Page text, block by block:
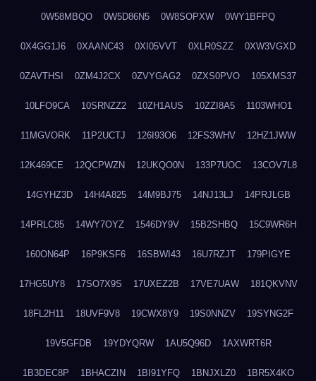
0W58MBQO 0W5D86N5 0W8SOPXW 0WY1BFPQ
0X4GG1J6 0XAANC43 0XI05VVT 0XLR0SZZ 0XW3VGXD
0ZAVTHSI 0ZM4J2CX 0ZVYGAG2 0ZXS0PVO 105XMS37
10LFO9CA 10SRNZZ2 10ZH1AUS 10ZZI8A5 1103WHO1
11MGVORK 11P2UCTJ 126I93O6 12FS3WHV 12HZ1JWW
12K469CE 12QCPWZN 12UKQO0N 133P7UOC 13COV7L8
14GYHZ3D 14H4A825 14M9BJ75 14NJ13LJ 14PRJLGB
14PRLC85 14WY7OYZ 1546DY9V 15B2SHBQ 15C9WR6H
160ON64P 16P9KSF6 16SBWI43 16U7RZJT 179PIGYE
17HG5UY8 17SO7X9S 17UXEZ2B 17VE7UAW 181QKVNV
18FL2H11 18UVF9V8 19CWX8Y9 19S0NNZV 19SYNG2F
19V5GFDB 19YDYQRW 1AU5Q96D 1AXWRT6R
1B3DEC8P 1BHACZIN 1BI91YFQ 1BNJXLZ0 1BR5X4KO